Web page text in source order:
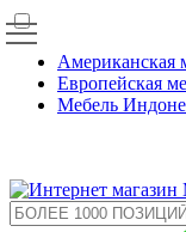
Американская
Европейская
Мебель